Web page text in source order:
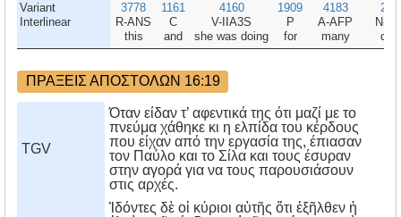
Variant
Interlinear
3778
R-ANS
this
1161
C
and
4160
V-IIA3S
she was doing
1909
P
for
4183
A-AFP
many
N-
ΠΡΑΞΕΙΣ ΑΠΟΣΤΟΛΩΝ 16:19
TGV
Όταν είδαν τ’ αφεντικά της ότι μαζί με το
πνεύμα χάθηκε κι η ελπίδα του κέρδους
που είχαν από την εργασία της, έπιασαν
τον Παύλο και το Σίλα και τους έσυραν
στην αγορά για να τους παρουσιάσουν
στις αρχές.
Ἰδόντες δὲ οἱ κύριοι αὐτῆς ὅτι ἐξῆλθεν ἡ